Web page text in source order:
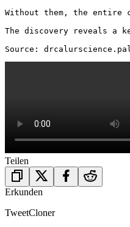
Without them, the entire
The discovery reveals a
Source: drcalurscience.pal
Teilen
Erkunden
TweetCloner